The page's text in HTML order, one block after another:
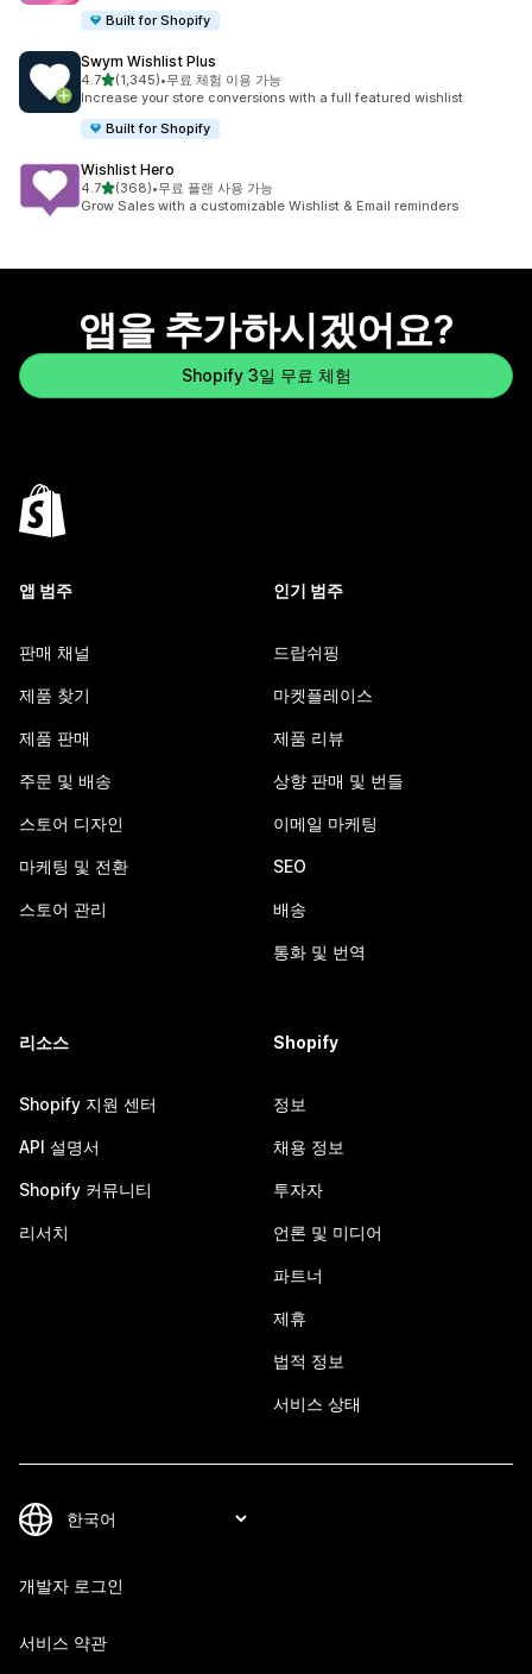
Built for Shopify
Swym Wishlist Plus
4.7별 5개 중
(1,345)
총 리뷰 1345개
•무료 체험 이용 가능
Increase your store conversions with a full featured wishlist
Built for Shopify
Wishlist Hero
4.7별 5개 중
(368)
총 리뷰 368개
•무료 플랜 사용 가능
Grow Sales with a customizable Wishlist & Email reminders
앱을 추가하시겠어요?
Shopify 3일 무료 체험
앱 범주
판매 채널
제품 찾기
제품 판매
주문 및 배송
스토어 디자인
마케팅 및 전환
스토어 관리
인기 범주
드랍쉬핑
마켓플레이스
제품 리뷰
상향 판매 및 번들
이메일 마케팅
SEO
배송
통화 및 번역
리소스
Shopify 지원 센터
API 설명서
Shopify 커뮤니티
리서치
Shopify
정보
채용 정보
투자자
언론 및 미디어
파트너
제휴
법적 정보
서비스 상태
개발자 로그인
서비스 약관